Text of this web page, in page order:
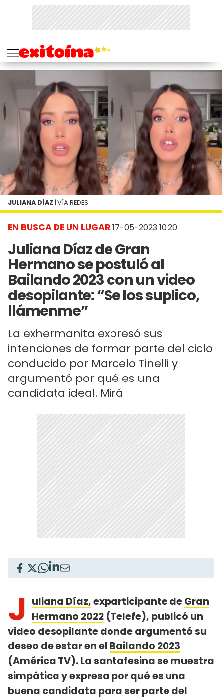
EN BUSCA DE UN LUGAR 17-05-2023 10:20
Juliana Díaz de Gran
Hermano se postuló al
Bailando 2023 con un video
desopilante: “Se los suplico,
llámenme”
La exhermanita expresó sus
intenciones de formar parte del ciclo
conducido por Marcelo Tinelli y
argumentó por qué es una
candidata ideal. Mirá
JULIANA DÍAZ | VÍA REDES
J uliana Díaz,exparticipante deGran
Hermano 2022 (Telefe), publicó un
video desopilante donde argumentó su
deseo de estar en el Bailando 2023
(América TV). La santafesina se muestra
simpática y expresa por qué es una
buena candidata para ser parte del